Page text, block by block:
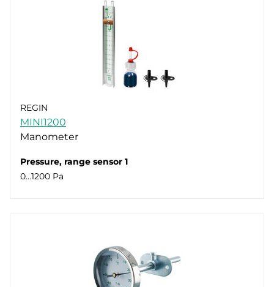
REGIN
MINI1200
Manometer
Pressure, range sensor 1
0…1200 Pa